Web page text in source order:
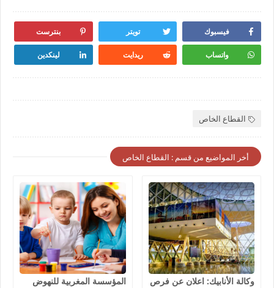
فيسبوك تويتر بنترست
واتساب ريدايت لينكدين
القطاع الخاص
أخر المواضيع من قسم : القطاع الخاص
وكالة الأنابيك: اعلان عن فرص
المؤسسة المغربية للنهوض